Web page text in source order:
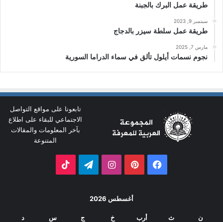
طريقة عمل البرك بالجبنة
سبتمبر 9, 2023
طريقة عمل سلطة سيزر بالدجاج
مارس 7, 2025
نجوم نسمات أيلول تألق في سماء الدراما السورية
تابعونا على مواقع التواصل
الاجتماعي للبقاء على اطلاع
بآخر المعلومات والمقالات
المتنوعة
فيسبوك بينتيريستانستقرامتيلقرام
أغسطس 2026
ن ث أرب خ ج س د